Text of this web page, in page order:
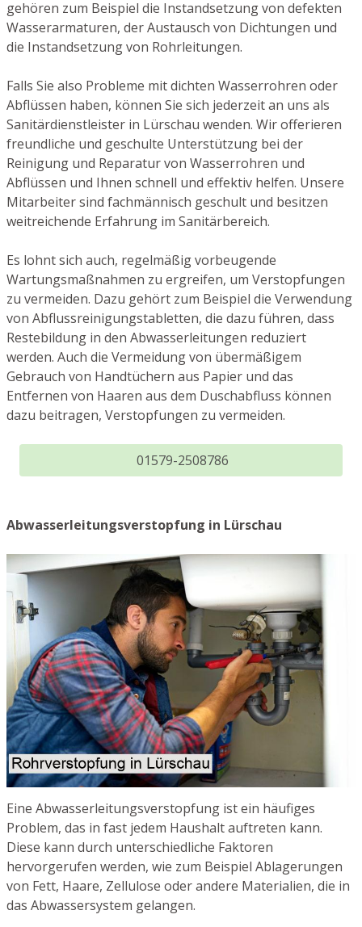
gehören zum Beispiel die Instandsetzung von defekten
Wasserarmaturen, der Austausch von Dichtungen und
die Instandsetzung von Rohrleitungen.
Falls Sie also Probleme mit dichten Wasserrohren oder
Abflüssen haben, können Sie sich jederzeit an uns als
Sanitärdienstleister in Lürschau wenden. Wir offerieren
freundliche und geschulte Unterstützung bei der
Reinigung und Reparatur von Wasserrohren und
Abflüssen und Ihnen schnell und effektiv helfen. Unsere
Mitarbeiter sind fachmännisch geschult und besitzen
weitreichende Erfahrung im Sanitärbereich.
Es lohnt sich auch, regelmäßig vorbeugende
Wartungsmaßnahmen zu ergreifen, um Verstopfungen
zu vermeiden. Dazu gehört zum Beispiel die Verwendung
von Abflussreinigungstabletten, die dazu führen, dass
Restebildung in den Abwasserleitungen reduziert
werden. Auch die Vermeidung von übermäßigem
Gebrauch von Handtüchern aus Papier und das
Entfernen von Haaren aus dem Duschabfluss können
dazu beitragen, Verstopfungen zu vermeiden.
01579-2508786
Abwasserleitungsverstopfung in Lürschau
Eine Abwasserleitungsverstopfung ist ein häufiges
Problem, das in fast jedem Haushalt auftreten kann.
Diese kann durch unterschiedliche Faktoren
hervorgerufen werden, wie zum Beispiel Ablagerungen
von Fett, Haare, Zellulose oder andere Materialien, die in
das Abwassersystem gelangen.